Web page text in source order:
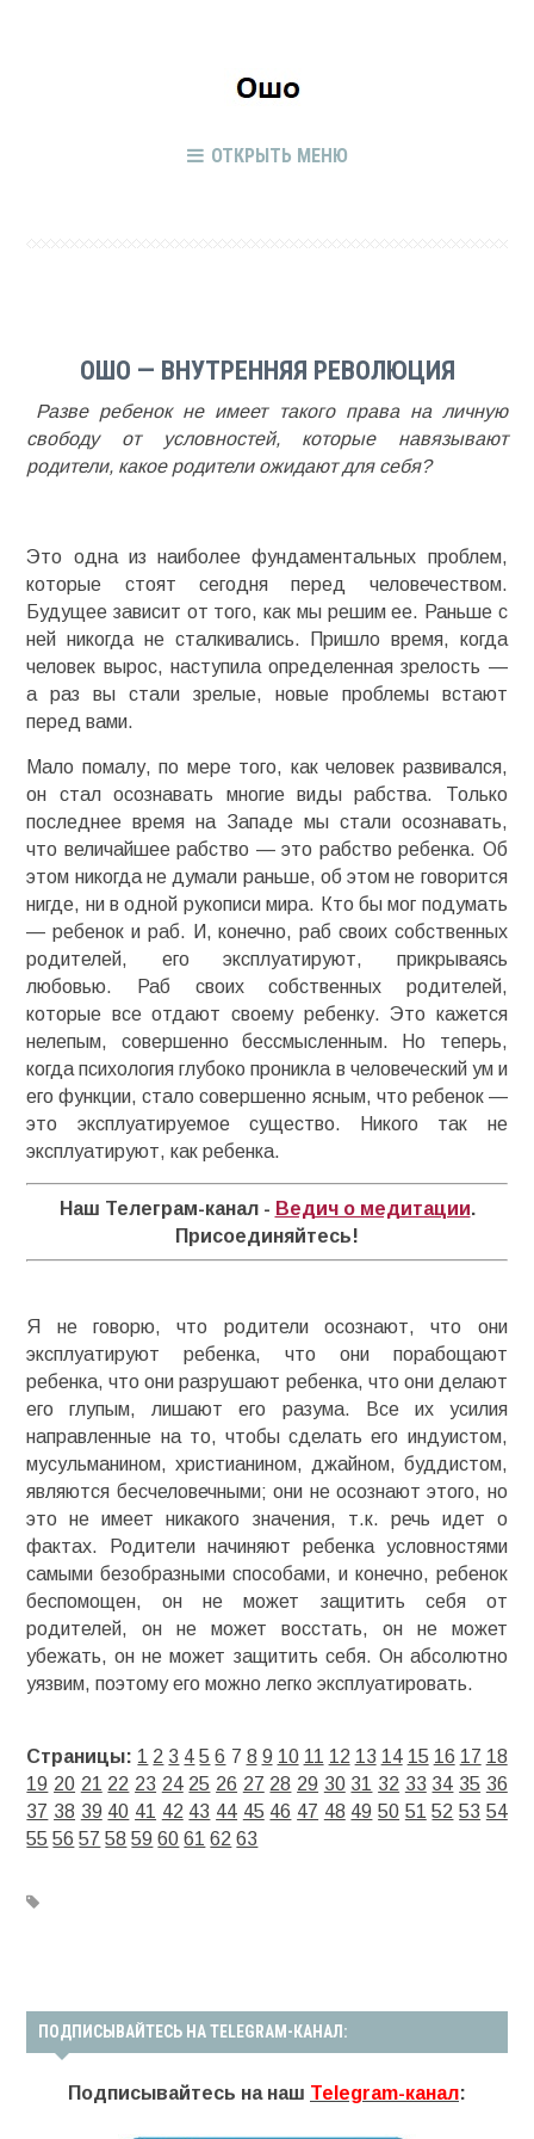
ОТКРЫТЬ МЕНЮ
ОШО — ВНУТРЕННЯЯ РЕВОЛЮЦИЯ
Разве ребенок не имеет такого права на личную
свободу от условностей, которые навязывают
родители, какое родители ожидают для себя?
Это одна из наиболее фундаментальных проблем,
которые стоят сегодня перед человечеством.
Будущее зависит от того, как мы решим ее. Раньше с
ней никогда не сталкивались. Пришло время, когда
человек вырос, наступила определенная зрелость —
а раз вы стали зрелые, новые проблемы встают
перед вами.
Мало помалу, по мере того, как человек развивался,
он стал осознавать многие виды рабства. Только
последнее время на Западе мы стали осознавать,
что величайшее рабство — это рабство ребенка. Об
этом никогда не думали раньше, об этом не говорится
нигде, ни в одной рукописи мира. Кто бы мог подумать
— ребенок и раб. И, конечно, раб своих собственных
родителей, его эксплуатируют, прикрываясь
любовью. Раб своих собственных родителей,
которые все отдают своему ребенку. Это кажется
нелепым, совершенно бессмысленным. Но теперь,
когда психология глубоко проникла в человеческий ум и
его функции, стало совершенно ясным, что ребенок —
это эксплуатируемое существо. Никого так не
эксплуатируют, как ребенка.
Наш Телеграм-канал - Ведич о медитации.
Присоединяйтесь!
Я не говорю, что родители осознают, что они
эксплуатируют ребенка, что они порабощают
ребенка, что они разрушают ребенка, что они делают
его глупым, лишают его разума. Все их усилия
направленные на то, чтобы сделать его индуистом,
мусульманином, христианином, джайном, буддистом,
являются бесчеловечными; они не осознают этого, но
это не имеет никакого значения, т.к. речь идет о
фактах. Родители начиняют ребенка условностями
самыми безобразными способами, и конечно, ребенок
беспомощен, он не может защитить себя от
родителей, он не может восстать, он не может
убежать, он не может защитить себя. Он абсолютно
уязвим, поэтому его можно легко эксплуатировать.
Страницы: 1 2 3 4 5 6 7 8 9 10 11 12 13 14 15 16 17 18
19 20 21 22 23 24 25 26 27 28 29 30 31 32 33 34 35 36
37 38 39 40 41 42 43 44 45 46 47 48 49 50 51 52 53 54
55 56 57 58 59 60 61 62 63
ПОДПИСЫВАЙТЕСЬ НА TELEGRAM-КАНАЛ:
Подписывайтесь на наш Telegram-канал: